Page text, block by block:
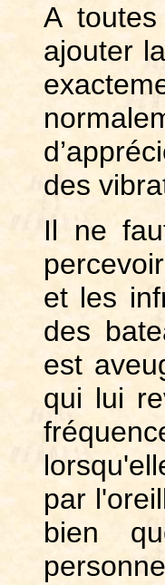
A
ajouter
des
Il ne
et les
des
est
qui lui
par
bien